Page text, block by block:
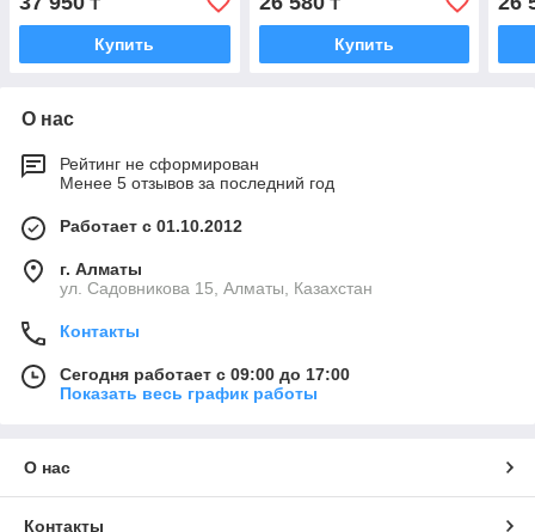
Купить Купить
О нас
Рейтинг не сформирован
Менее 5 отзывов за последний год
Работает с 01.10.2012
г. Алматы
ул. Садовникова 15, Алматы, Казахстан
Контакты
Сегодня работает с 09:00 до 17:00
Показать весь график работы
О нас
Контакты